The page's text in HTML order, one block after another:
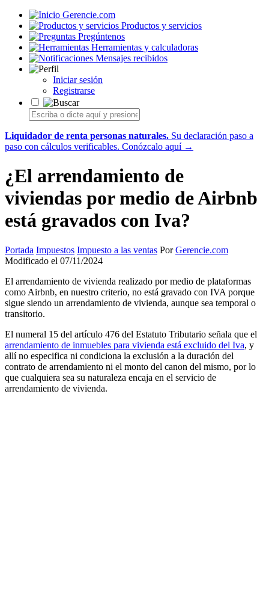
Gerencie.com
Productos y servicios
Pregúntenos
Herramientas y calculadoras
Mensajes recibidos
Iniciar sesión
Registrarse
Liquidador de renta personas naturales. Su declaración paso a
paso con cálculos verificables. Conózcalo aquí →
¿El arrendamiento de
viviendas por medio de Airbnb
está gravados con Iva?
Portada Impuestos Impuesto a las ventas PorGerencie.com
Modificado el 07/11/2024
El arrendamiento de vivienda realizado por medio de plataformas
como Airbnb, en nuestro criterio, no está gravado con IVA porque
sigue siendo un arrendamiento de vivienda, aunque sea temporal o
transitorio.
El numeral 15 del artículo 476 del Estatuto Tributario señala que el
arrendamiento de inmuebles para vivienda está excluido del Iva, y
allí no especifica ni condiciona la exclusión a la duración del
contrato de arrendamiento ni el monto del canon del mismo, por lo
que cualquiera sea su naturaleza encaja en el servicio de
arrendamiento de vivienda.